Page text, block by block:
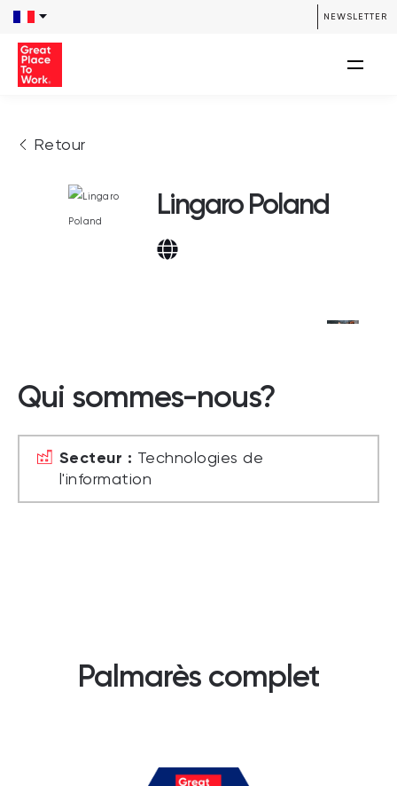
NEWSLETTER
Retour
Lingaro Poland
Qui sommes-nous?
Secteur : Technologies de
l'information
Palmarès complet